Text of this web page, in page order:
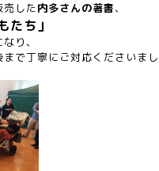
した内多さんの著書、
たち」
り、
で丁寧にご対応くださいま